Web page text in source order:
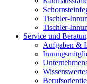
Tischler-
Tischler-
Service und
Aufgaben &